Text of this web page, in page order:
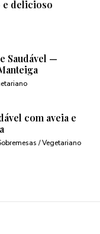
e delicioso
Saudável —
com aveia e
/ Vegetariano